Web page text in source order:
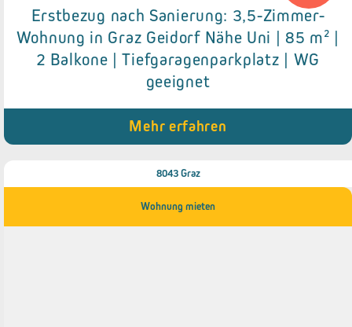
Details zum Objekt
● Tiefgaragenparkplatz
● Kellerabteil
Erstbezug nach Sanierung: 3,5-Zimmer-
Wohnung in Graz Geidorf Nähe Uni | 85 m² |
2 Balkone | Tiefgaragenparkplatz | WG
geeignet
Mehr erfahren
8043 Graz
Wohnung mieten